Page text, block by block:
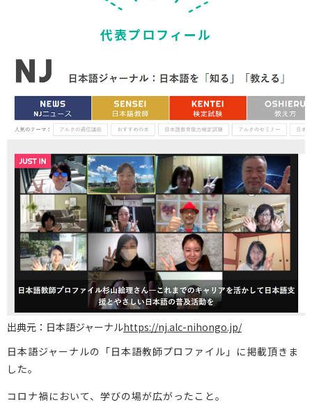
代表プロフィール
出典元：日本語ジャーナルhttps://nj.alc-nihongo.jp/
日本語ジャーナルの「日本語教師プロファイル」に掲載頂きま
した。
コロナ禍において、学びの場が広がったこと。